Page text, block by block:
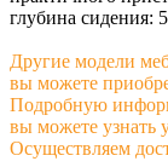
глубина сидения:
Другие модели
вы можете
Подробную
вы можете узнать
Осуществляем